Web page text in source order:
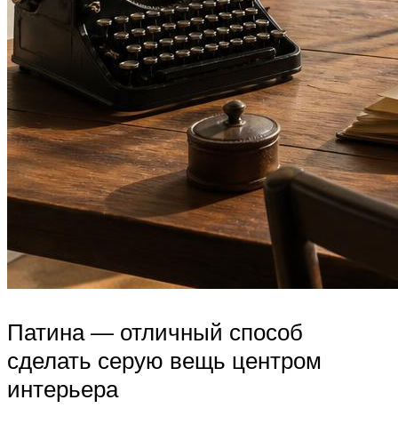
Патина — отличный способ
сделать серую вещь центром
интерьера